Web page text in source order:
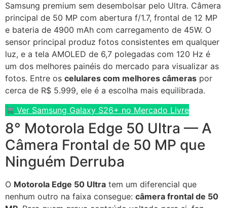
Samsung premium sem desembolsar pelo Ultra. Câmera
principal de 50 MP com abertura f/1.7, frontal de 12 MP
e bateria de 4900 mAh com carregamento de 45W. O
sensor principal produz fotos consistentes em qualquer
luz, e a tela AMOLED de 6,7 polegadas com 120 Hz é
um dos melhores painéis do mercado para visualizar as
fotos. Entre os celulares com melhores câmeras por
cerca de R$ 5.999, ele é a escolha mais equilibrada.
Ver Samsung Galaxy S26+ no Mercado Livre
8° Motorola Edge 50 Ultra — A
Câmera Frontal de 50 MP que
Ninguém Derruba
O Motorola Edge 50 Ultra tem um diferencial que
nenhum outro na faixa consegue: câmera frontal de 50